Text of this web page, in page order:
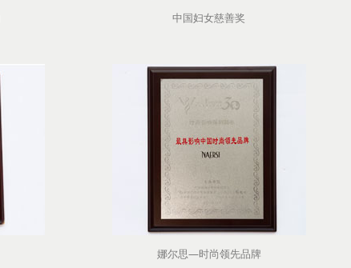
中国妇女慈善奖
娜尔思—时尚领先品牌